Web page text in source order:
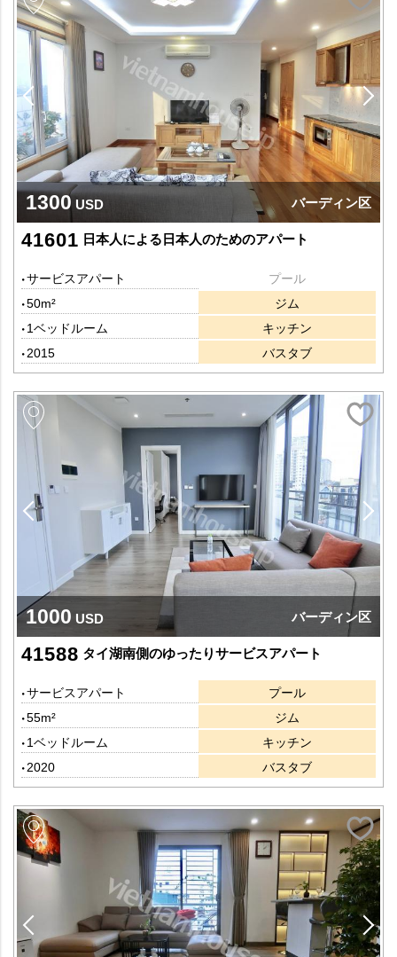
1300 USD バーディン区
41601 日本人による日本人のためのアパート
サービスアパート
50m²
1ベッドルーム
2015
プール
ジム
キッチン
バスタブ
1000 USD バーディン区
41588 タイ湖南側のゆったりサービスアパート
サービスアパート
55m²
1ベッドルーム
2020
プール
ジム
キッチン
バスタブ